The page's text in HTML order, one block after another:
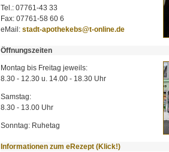
Tel.: 07761-43 33
Fax: 07761-58 60 6
eMail: stadt-apothekebs@t-online.de
Öffnungszeiten
Montag bis Freitag jeweils:
8.30 - 12.30 u. 14.00 - 18.30 Uhr
Samstag:
8.30 - 13.00 Uhr
Sonntag: Ruhetag
Informationen zum eRezept (Klick!)